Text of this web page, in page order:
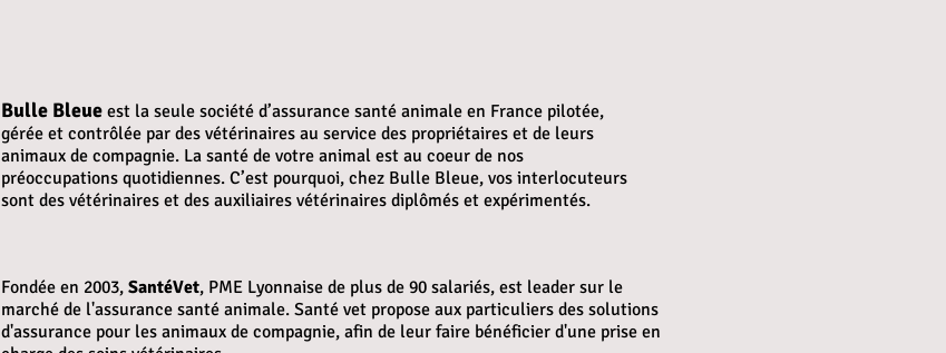
Bulle Bleue est la seule société d’assurance santé animale en France pilotée,
gérée et contrôlée par des vétérinaires au service des propriétaires et de leurs
animaux de compagnie. La santé de votre animal est au coeur de nos
préoccupations quotidiennes. C’est pourquoi, chez Bulle Bleue, vos interlocuteurs
sont des vétérinaires et des auxiliaires vétérinaires diplômés et expérimentés.
Fondée en 2003, SantéVet, PME Lyonnaise de plus de 90 salariés, est leader sur le
marché de l'assurance santé animale. Santé vet propose aux particuliers des solutions
d'assurance pour les animaux de compagnie, afin de leur faire bénéficier d'une prise en